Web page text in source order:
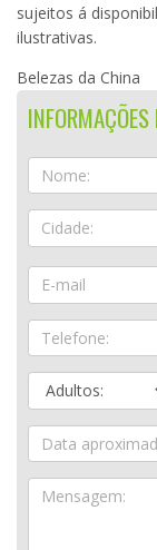
sujeitos á
ilustrativas.
Belezas da China
INFORMAÇÕES